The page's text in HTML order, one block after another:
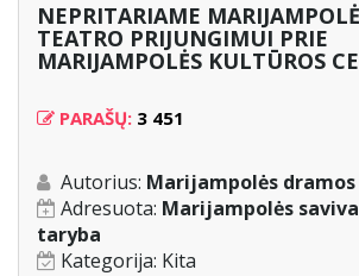
NEPRITARIAME
TEATRO PRIJUNGIMUI PRIE
MARIJAMPOLĖS KULTŪROS
PARAŠŲ: 3 451
Autorius: Marijampolės
Adresuota: Marijampolės
taryba
Kategorija: Kita